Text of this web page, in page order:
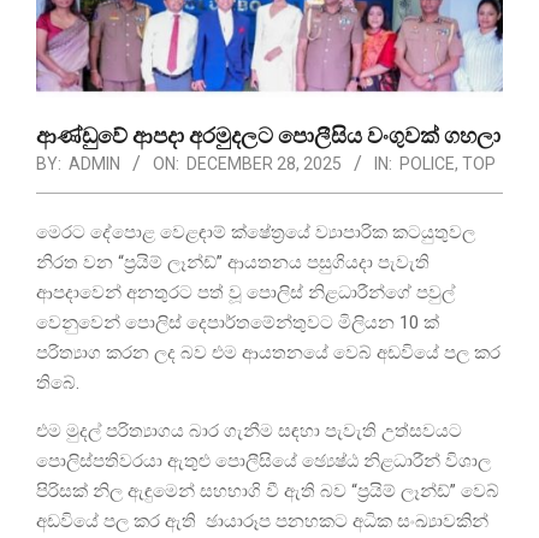
ආණ්ඩුවේ ආපදා අරමුදලට පොලීසිය වංගුවක් ගහලා
BY: ADMIN ON: DECEMBER 28, 2025 IN: POLICE, TOP
මෙරට දේපොළ වෙළඳාම් ක්ෂේත්‍රයේ ව්‍යාපාරික කටයුතුවල
නිරත වන “ප්‍රයිම් ලෑන්ඩ්” ආයතනය පසුගියදා පැවැති
ආපදාවෙන් අනතුරට පත් වූ පොලිස් නිළධාරීන්ගේ පවුල්
වෙනුවෙන් පොලිස් දෙපාර්තමේන්තුවට මිලියන 10 ක්
පරිත්‍යාග කරන ලද බව එම ආයතනයේ වෙබ් අඩවියේ පල කර
තිබේ.
එම මුදල් පරිත්‍යාගය බාර ගැනීම සඳහා පැවැති උත්සවයට
පොලිස්පතිවරයා ඇතුළු පොලීසියේ ඡ්‍යෙෂ්‍ඨ නිළධාරීන් විශාල
පිරිසක් නිල ඇඳුමෙන් සහභාගි වී ඇති බව “ප්‍රයිම් ලෑන්ඩ්” වෙබ්
අඩවියේ පල කර ඇති ඡායාරූප පනහකට අධික සංඛ්‍යාවකින්